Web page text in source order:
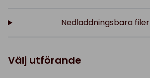
Nedladdningsbara filer
Välj utförande